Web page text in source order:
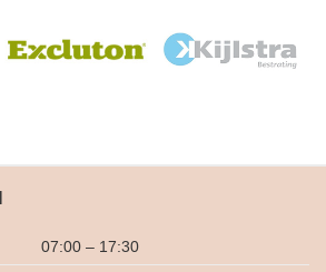
07:00 – 17:30